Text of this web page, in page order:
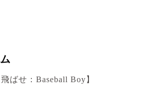
ばせ：Baseball Boy】